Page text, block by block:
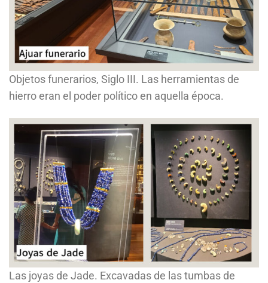
Objetos funerarios, Siglo III. Las herramientas de
hierro eran el poder político en aquella época.
Las joyas de Jade. Excavadas de las tumbas de